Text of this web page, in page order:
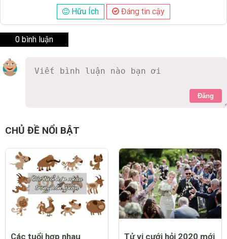
Hữu Ích
Đáng tin cậy
0 bình luận
Đăng
CHỦ ĐỀ NỔI BẬT
Các tuổi hợp nhau
Tử vi cưới hỏi 2020 mới